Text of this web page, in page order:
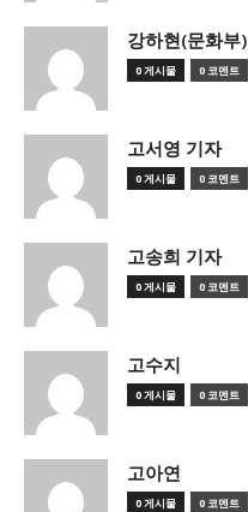
강하현(문화부)
0 게시물 0 코멘트
고서영 기자
0 게시물 0 코멘트
고송희 기자
0 게시물 0 코멘트
고수지
0 게시물 0 코멘트
고아연
0 게시물 0 코멘트